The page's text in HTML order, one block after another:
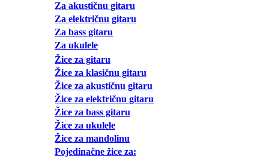
Za akustičnu gitaru
Za električnu gitaru
Za bass gitaru
Za ukulele
Žice za gitaru
Žice za klasičnu gitaru
Žice za akustičnu gitaru
Žice za električnu gitaru
Žice za bass gitaru
Žice za ukulele
Žice za mandolinu
Pojedinačne žice za: